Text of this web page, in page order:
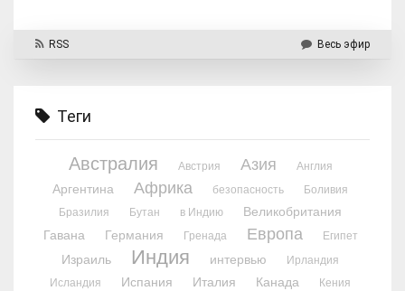
RSS Весь эфир
Теги
Австралия Австрия Азия Англия
Аргентина Африка безопасность
Боливия
Бразилия
Бутан в Индию
Великобритания
Гавана
Германия Гренада Европа Египет
Израиль Индия интервью
Ирландия
Исландия
Испания Италия Канада Кения